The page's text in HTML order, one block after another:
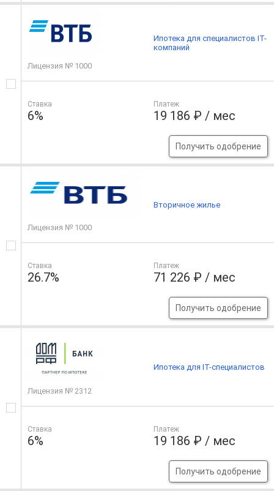
Лицензия № 1000
Ставка
6%
Платеж
19 186 ₽ / мес
Получить одобрение
Ипотека для специалистов IT-
компаний
Лицензия № 1000
Ставка
26.7%
Платеж
71 226 ₽ / мес
Получить одобрение
Вторичное жилье
Лицензия № 2312
Ставка
6%
Платеж
19 186 ₽ / мес
Получить одобрение
Ипотека для IT-специалистов